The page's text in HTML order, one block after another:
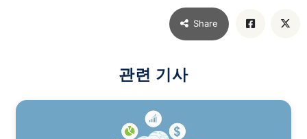
Share
관련 기사